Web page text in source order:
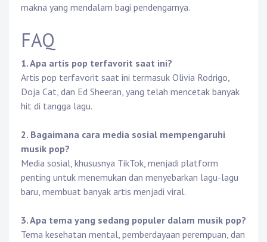
makna yang mendalam bagi pendengarnya.
FAQ
1. Apa artis pop terfavorit saat ini?
Artis pop terfavorit saat ini termasuk Olivia Rodrigo,
Doja Cat, dan Ed Sheeran, yang telah mencetak banyak
hit di tangga lagu.
2. Bagaimana cara media sosial mempengaruhi
musik pop?
Media sosial, khususnya TikTok, menjadi platform
penting untuk menemukan dan menyebarkan lagu-lagu
baru, membuat banyak artis menjadi viral.
3. Apa tema yang sedang populer dalam musik pop?
Tema kesehatan mental, pemberdayaan perempuan, dan